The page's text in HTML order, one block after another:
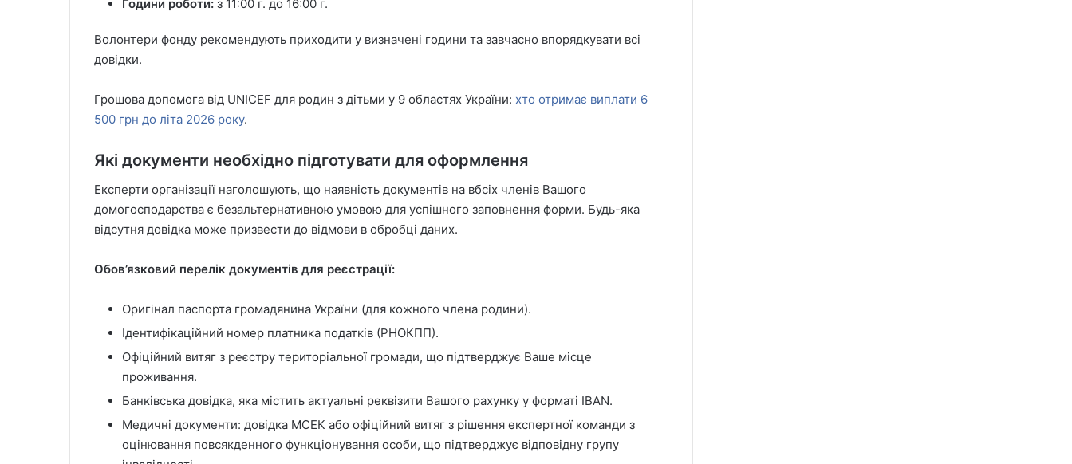
Години роботи: з 11:00 г. до 16:00 г.
Волонтери фонду рекомендують приходити у визначені години та завчасно впорядкувати всі
довідки.
Грошова допомога від UNICEF для родин з дітьми у 9 областях України: хто отримає виплати 6
500 грн до літа 2026 року.
Які документи необхідно підготувати для оформлення
Експерти організації наголошують, що наявність документів на вбсіх членів Вашого
домогосподарства є безальтернативною умовою для успішного заповнення форми. Будь-яка
відсутня довідка може призвести до відмови в обробці даних.
Обов’язковий перелік документів для реєстрації:
Оригінал паспорта громадянина України (для кожного члена родини).
Ідентифікаційний номер платника податків (РНОКПП).
Офіційний витяг з реєстру територіальної громади, що підтверджує Ваше місце
проживання.
Банківська довідка, яка містить актуальні реквізити Вашого рахунку у форматі IBAN.
Медичні документи: довідка МСЕК або офіційний витяг з рішення експертної команди з
оцінювання повсякденного функціонування особи, що підтверджує відповідну групу